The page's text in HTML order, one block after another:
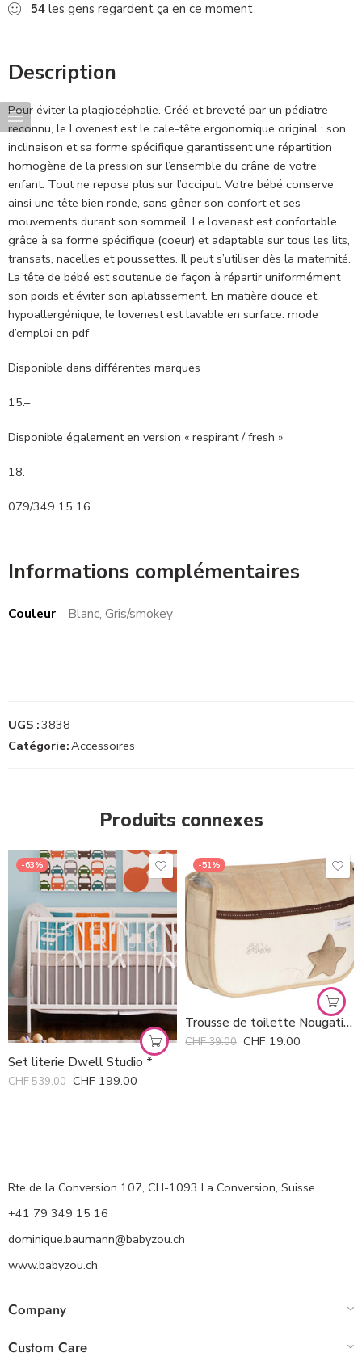
54 les gens regardent ça en ce moment
Description
Pour éviter la plagiocéphalie. Créé et breveté par un pédiatre
reconnu, le Lovenest est le cale-tête ergonomique original : son
inclinaison et sa forme spécifique garantissent une répartition
homogène de la pression sur l’ensemble du crâne de votre
enfant. Tout ne repose plus sur l’occiput. Votre bébé conserve
ainsi une tête bien ronde, sans gêner son confort et ses
mouvements durant son sommeil. Le lovenest est confortable
grâce à sa forme spécifique (coeur) et adaptable sur tous les lits,
transats, nacelles et poussettes. Il peut s’utiliser dès la maternité.
La tête de bébé est soutenue de façon à répartir uniformément
son poids et éviter son aplatissement. En matière douce et
hypoallergénique, le lovenest est lavable en surface. mode
d’emploi en pdf
Disponible dans différentes marques
15.–
Disponible également en version « respirant / fresh »
18.–
079/349 15 16
Informations complémentaires
Couleur Blanc, Gris/smokey
UGS :3838
Catégorie:Accessoires
Produits connexes
-63%
Set literie Dwell Studio *
CHF539.00 CHF 199.00
-51%
Trousse de toilette Nougatine *
CHF39.00 CHF 19.00
Rte de la Conversion 107, CH-1093 La Conversion, Suisse
+41 79 349 15 16
dominique.baumann@babyzou.ch
www.babyzou.ch
Company
Custom Care